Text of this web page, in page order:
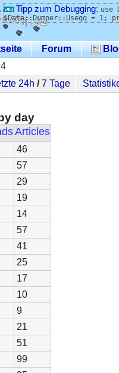
Tipp zum Debugging: use
$Data::Dumper::Useqq = 1;
Forum
24h /7 Tage
day
Articles
46
57
29
19
14
57
41
25
17
10
9
21
51
99